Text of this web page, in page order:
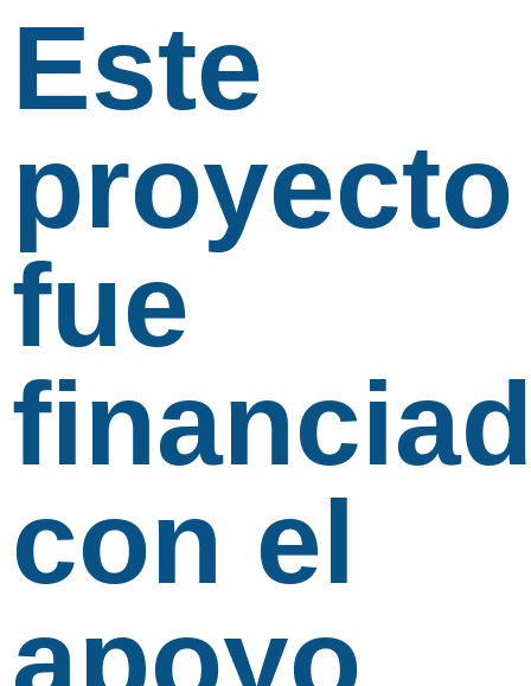
Este
proyecto
fue
con el